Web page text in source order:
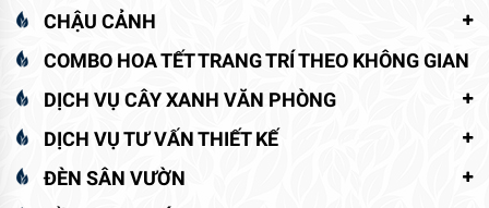
CHẬU CẢNH
COMBO HOA TẾT TRANG TRÍ THEO KHÔNG GIAN
DỊCH VỤ CÂY XANH VĂN PHÒNG
DỊCH VỤ TƯ VẤN THIẾT KẾ
ĐÈN SÂN VƯỜN